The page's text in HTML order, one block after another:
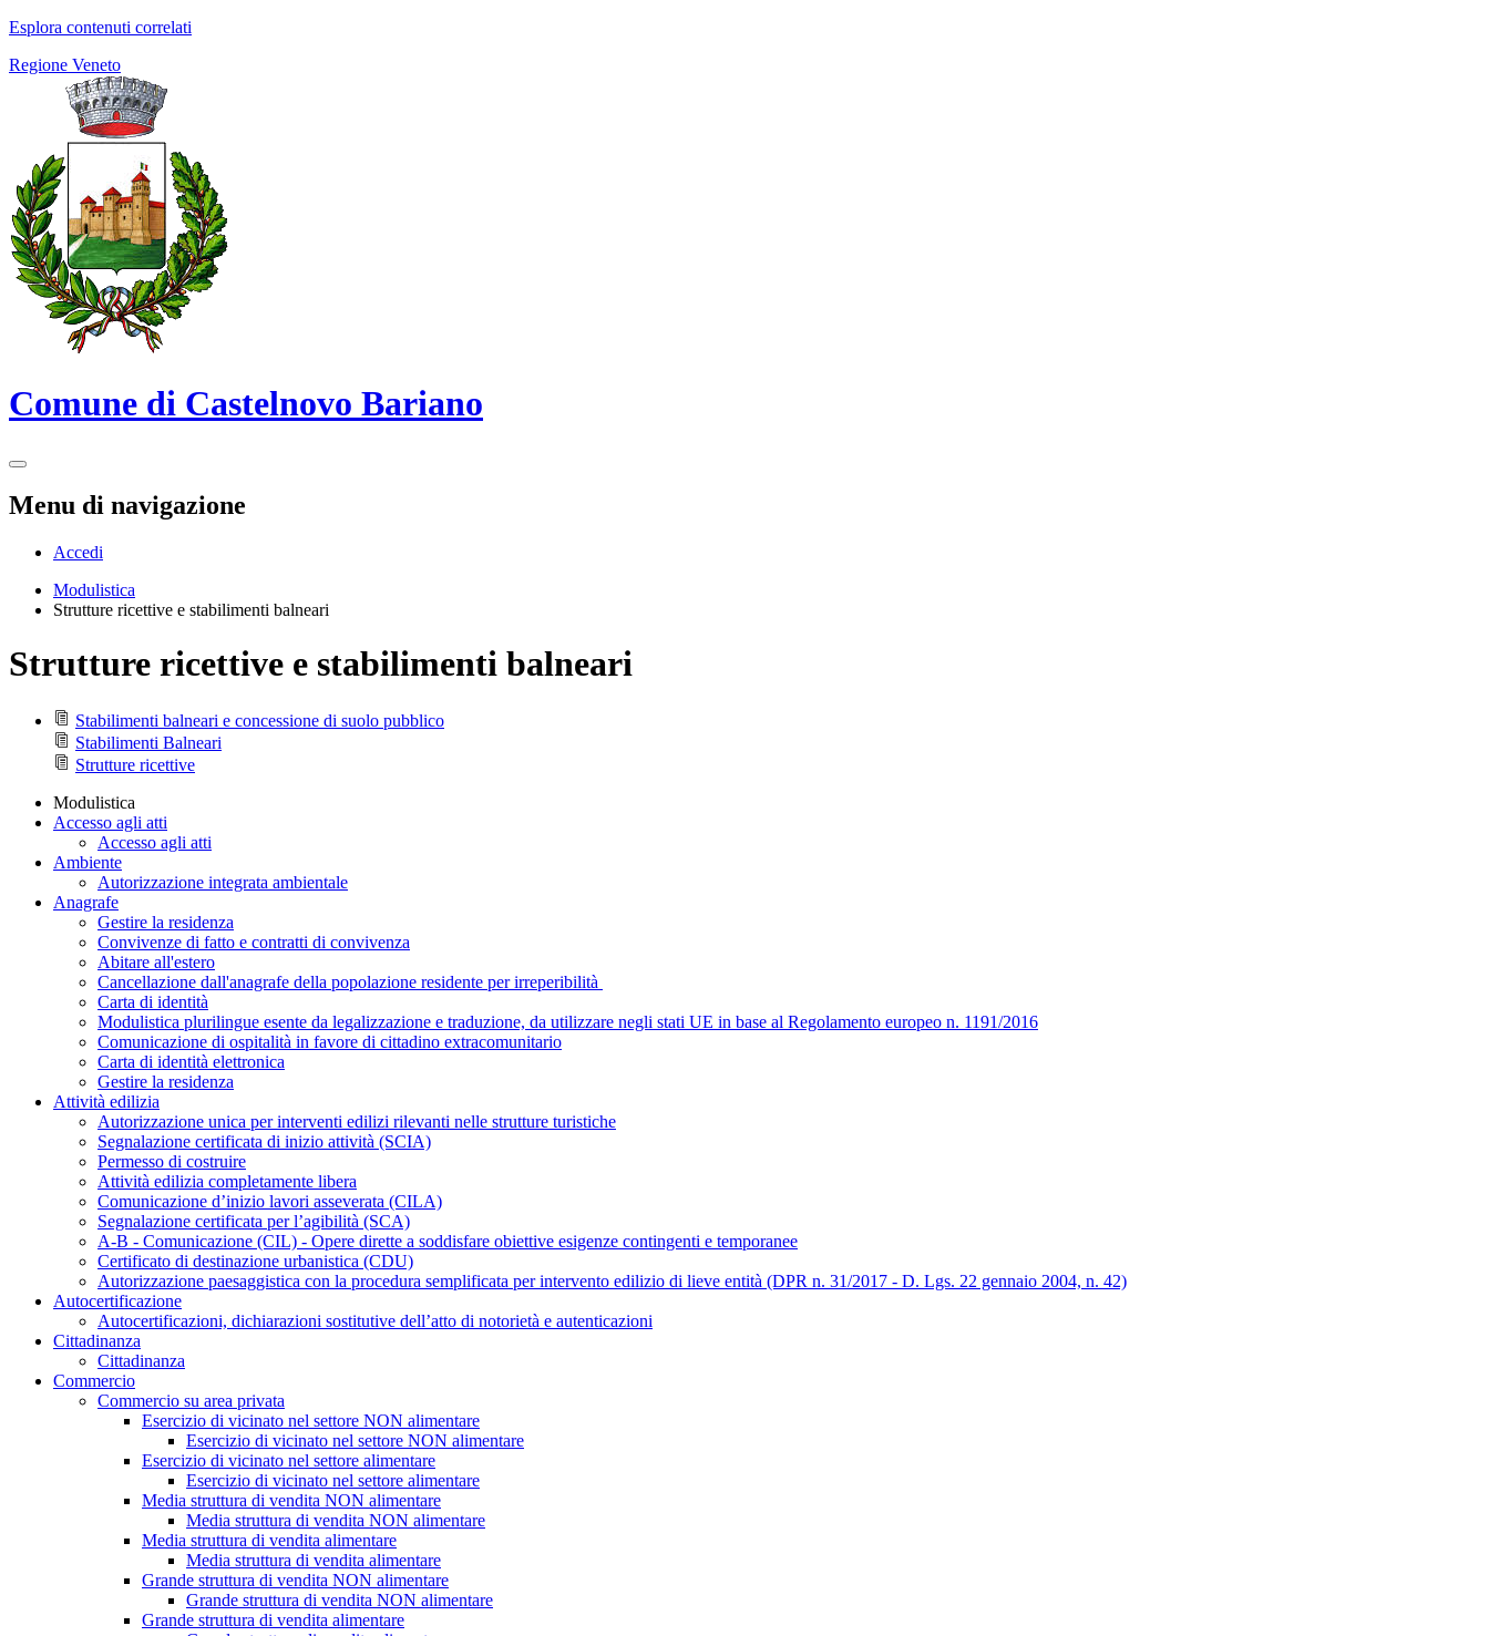
Esplora contenuti correlati
Regione Veneto
Comune di Castelnovo Bariano
Menu di navigazione
Accedi
Modulistica
Strutture ricettive e stabilimenti balneari
Strutture ricettive e stabilimenti balneari
Stabilimenti balneari e concessione di suolo pubblico
Stabilimenti Balneari
Strutture ricettive
Modulistica
Accesso agli atti
Accesso agli atti
Ambiente
Autorizzazione integrata ambientale
Anagrafe
Gestire la residenza
Convivenze di fatto e contratti di convivenza
Abitare all'estero
Cancellazione dall'anagrafe della popolazione residente per irreperibilità
Carta di identità
Modulistica plurilingue esente da legalizzazione e traduzione, da utilizzare negli stati UE in base al Regolamento europeo n. 1191/2016
Comunicazione di ospitalità in favore di cittadino extracomunitario
Carta di identità elettronica
Gestire la residenza
Attività edilizia
Autorizzazione unica per interventi edilizi rilevanti nelle strutture turistiche
Segnalazione certificata di inizio attività (SCIA)
Permesso di costruire
Attività edilizia completamente libera
Comunicazione d’inizio lavori asseverata (CILA)
Segnalazione certificata per l’agibilità (SCA)
A-B - Comunicazione (CIL) - Opere dirette a soddisfare obiettive esigenze contingenti e temporanee
Certificato di destinazione urbanistica (CDU)
Autorizzazione paesaggistica con la procedura semplificata per intervento edilizio di lieve entità (DPR n. 31/2017 - D. Lgs. 22 gennaio 2004, n. 42)
Autocertificazione
Autocertificazioni, dichiarazioni sostitutive dell’atto di notorietà e autenticazioni
Cittadinanza
Cittadinanza
Commercio
Commercio su area privata
Esercizio di vicinato nel settore NON alimentare
Esercizio di vicinato nel settore NON alimentare
Esercizio di vicinato nel settore alimentare
Esercizio di vicinato nel settore alimentare
Media struttura di vendita NON alimentare
Media struttura di vendita NON alimentare
Media struttura di vendita alimentare
Media struttura di vendita alimentare
Grande struttura di vendita NON alimentare
Grande struttura di vendita NON alimentare
Grande struttura di vendita alimentare